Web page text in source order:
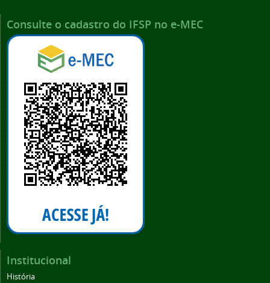
Consulte o cadastro do IFSP no e-MEC
Institucional
História